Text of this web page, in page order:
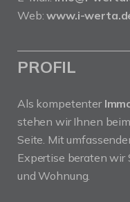
Web:www.i-
PROFIL
Als kompetenter
stehen wir Ihnen
Seite. Mit
Expertise beraten wir
und Wohnung.